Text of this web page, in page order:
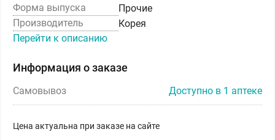
Форма выпуска
Прочие
Производитель
Корея
Перейти к описанию
Информация о заказе
Самовывоз Доступно в 1 аптеке
Цена актуальна при заказе на сайте